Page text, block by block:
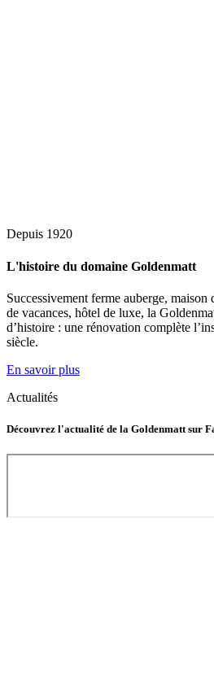
Depuis 1920
L'histoire du domaine Goldenmatt
Successivement ferme auberge,
de vacances, hôtel de luxe, la
d’histoire : une rénovation complète
siècle.
En savoir plus
Actualités
Découvrez l'actualité de la Goldenmatt sur